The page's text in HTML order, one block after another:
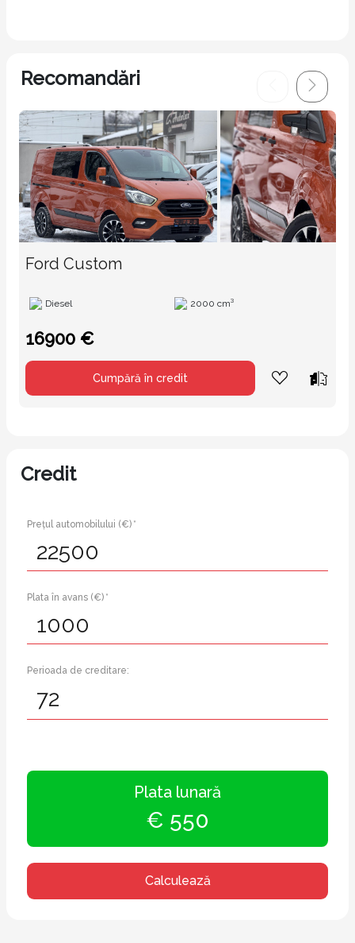
Recomandări
Ford Custom
Diesel 2000 cm³
16900 €
Cumpără în credit
Credit
Prețul automobilului (€) *
Plata în avans (€) *
Perioada de creditare:
Plata lunară
€ 550
Calculează